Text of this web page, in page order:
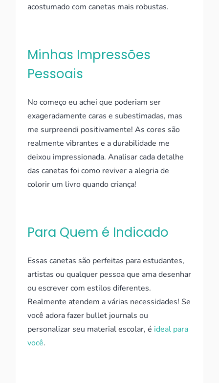
acostumado com canetas mais robustas.
Minhas Impressões
Pessoais
No começo eu achei que poderiam ser
exageradamente caras e subestimadas, mas
me surpreendi positivamente! As cores são
realmente vibrantes e a durabilidade me
deixou impressionada. Analisar cada detalhe
das canetas foi como reviver a alegria de
colorir um livro quando criança!
Para Quem é Indicado
Essas canetas são perfeitas para estudantes,
artistas ou qualquer pessoa que ama desenhar
ou escrever com estilos diferentes.
Realmente atendem a várias necessidades! Se
você adora fazer bullet journals ou
personalizar seu material escolar, é ideal para
você.